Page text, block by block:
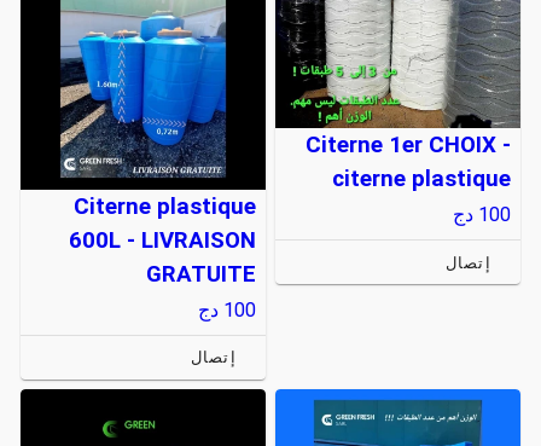
Citerne 1er CHOIX -
citerne plastique
100 دج
إتصال
Citerne plastique
600L - LIVRAISON
GRATUITE
100 دج
إتصال